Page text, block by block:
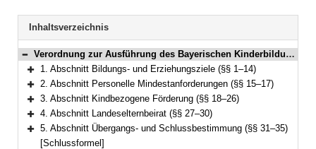
BAYERN.RECHT
letzten
Suche
Navigation
Inhaltsverzeichnis
Bereich reduzieren
Verordnung zur Ausführung des Bayerischen Kinderbildungs- und -betreuungsgesetzes (Kinderbildungsverordnung – AVBayKiBiG) Vom 5. Dezember 2005 (GVBl. S. 633) BayRS 2231-1-1-A (§§ 1–35)
Bereich erweitern
1. Abschnitt Bildungs- und Erziehungsziele (§§ 1–14)
Bereich erweitern
2. Abschnitt Personelle Mindestanforderungen (§§ 15–17)
Bereich erweitern
3. Abschnitt Kindbezogene Förderung (§§ 18–26)
Bereich erweitern
4. Abschnitt Landeselternbeirat (§§ 27–30)
Bereich erweitern
5. Abschnitt Übergangs- und Schlussbestimmung (§§ 31–35)
[Schlussformel]